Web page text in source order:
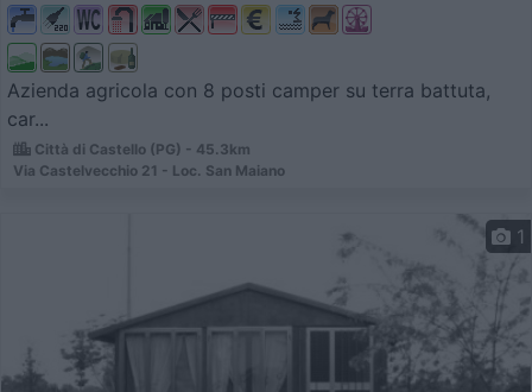
Azienda agricola con 8 posti camper su terra battuta,
car...
Città di Castello (PG) - 45.3km
Via Castelvecchio 21 - Loc. San Maiano
1